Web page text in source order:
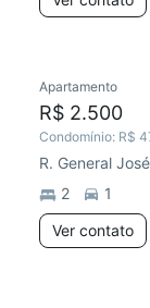
Apartamento
R$ 2.500
Condomínio: R$
R. General
2
1
Ver contato